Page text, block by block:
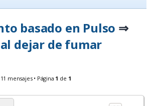
basado en Pulso ⇒
dejar de fumar
11 mensajes • Página 1 de 1